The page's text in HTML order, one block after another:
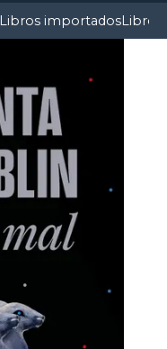
Libros importadosLibros